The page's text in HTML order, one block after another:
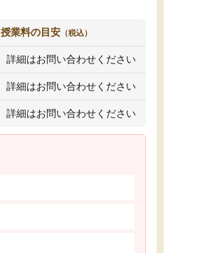
授業料の目安 （税込）
詳細はお問い合わせください
詳細はお問い合わせください
詳細はお問い合わせください